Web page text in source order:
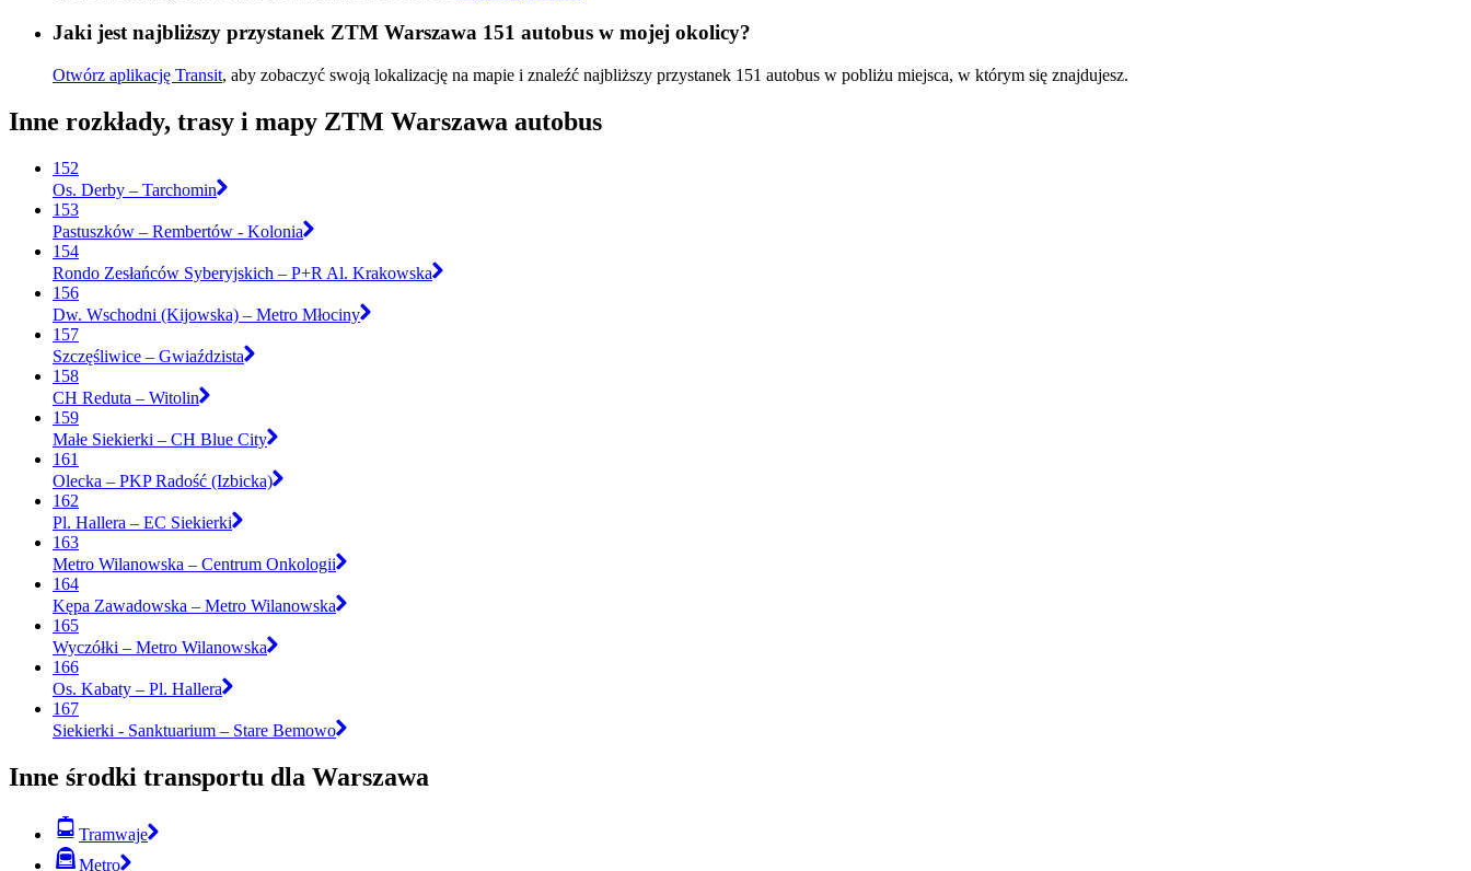
Jaki jest najbliższy przystanek ZTM Warszawa 151 autobus w mojej okolicy?
Otwórz aplikację Transit, aby zobaczyć swoją lokalizację na mapie i znaleźć najbliższy przystanek 151 autobus w pobliżu miejsca, w którym się znajdujesz.
Inne rozkłady, trasy i mapy ZTM Warszawa autobus
152
Os. Derby – Tarchomin
153
Pastuszków – Rembertów - Kolonia
154
Rondo Zesłańców Syberyjskich – P+R Al. Krakowska
156
Dw. Wschodni (Kijowska) – Metro Młociny
157
Szczęśliwice – Gwiaździsta
158
CH Reduta – Witolin
159
Małe Siekierki – CH Blue City
161
Olecka – PKP Radość (Izbicka)
162
Pl. Hallera – EC Siekierki
163
Metro Wilanowska – Centrum Onkologii
164
Kępa Zawadowska – Metro Wilanowska
165
Wyczółki – Metro Wilanowska
166
Os. Kabaty – Pl. Hallera
167
Siekierki - Sanktuarium – Stare Bemowo
Inne środki transportu dla Warszawa
Tramwaje
Metro